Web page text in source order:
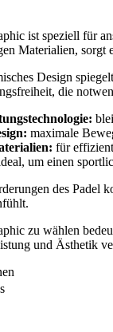
ist speziell für
Materialien, sorgt
Design
die
maximale
für
um einen
des Padel
zu wählen
und Ästhetik